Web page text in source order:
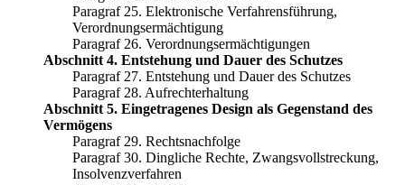
Paragraf 25. Elektronische Verfahrensführung,
Verordnungsermächtigung
Paragraf 26. Verordnungsermächtigungen
Abschnitt 4. Entstehung und Dauer des Schutzes
Paragraf 27. Entstehung und Dauer des Schutzes
Paragraf 28. Aufrechterhaltung
Abschnitt 5. Eingetragenes Design als Gegenstand des
Vermögens
Paragraf 29. Rechtsnachfolge
Paragraf 30. Dingliche Rechte, Zwangsvollstreckung,
Insolvenzverfahren